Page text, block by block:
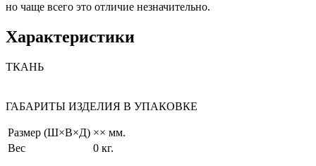
но чаще всего это отличие незначительно.
Характеристики
ТКАНЬ
ГАБАРИТЫ ИЗДЕЛИЯ В УПАКОВКЕ
Размер (Ш×В×Д) ×× мм.
Вес
0 кг.